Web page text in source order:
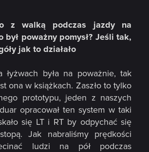
z walką podczas jazdy na
był poważny pomysł? Jeśli tak,
jak to działało
łyżwach była na poważnie, tak
ona w książkach. Zaszło to tylko
prototypu, jeden z naszych
opracował ten system w taki
się LT i RT by odpychać się
Jak nabraliśmy prędkości
ludzi na pół podczas